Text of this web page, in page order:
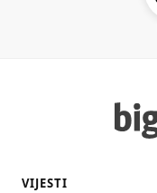
VIJESTI